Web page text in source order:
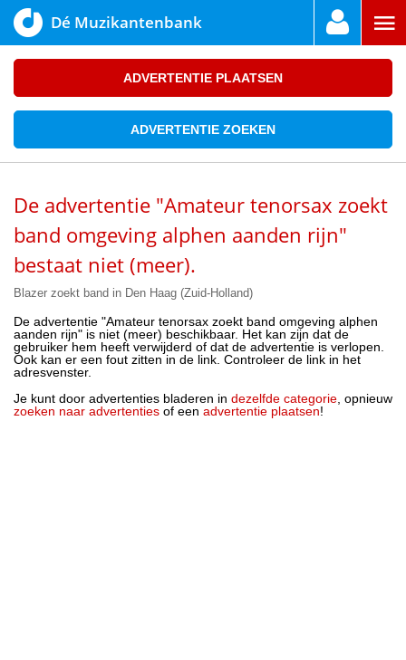
Dé Muzikantenbank
ADVERTENTIE PLAATSEN
ADVERTENTIE ZOEKEN
De advertentie "Amateur tenorsax zoekt
band omgeving alphen aanden rijn"
bestaat niet (meer).
Blazer zoekt band in Den Haag (Zuid-Holland)
De advertentie "Amateur tenorsax zoekt band omgeving alphen
aanden rijn" is niet (meer) beschikbaar. Het kan zijn dat de
gebruiker hem heeft verwijderd of dat de advertentie is verlopen.
Ook kan er een fout zitten in de link. Controleer de link in het
adresvenster.
Je kunt door advertenties bladeren in dezelfde categorie , opnieuw
zoeken naar advertenties of een advertentie plaatsen!